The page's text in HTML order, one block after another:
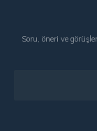
Soru, öneri ve